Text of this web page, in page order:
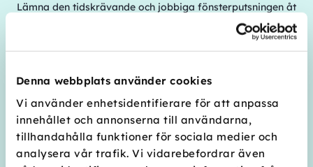
Denna webbplats använder cookies
Vi använder enhetsidentifierare för att anpassa
innehållet och annonserna till användarna,
tillhandahålla funktioner för sociala medier och
analysera vår trafik. Vi vidarebefordrar även
Lämna den tidskrävande och jobbiga fönsterputsningen åt
oss. Det blir ju alltid lite bättre när ett proffs sköter
Visningsstädning
Dags att sälja bostaden? Oroa dig inte för visningen. Vi
tar hand om städningen!
Boka nuellerläs mer om visningsstädning här.